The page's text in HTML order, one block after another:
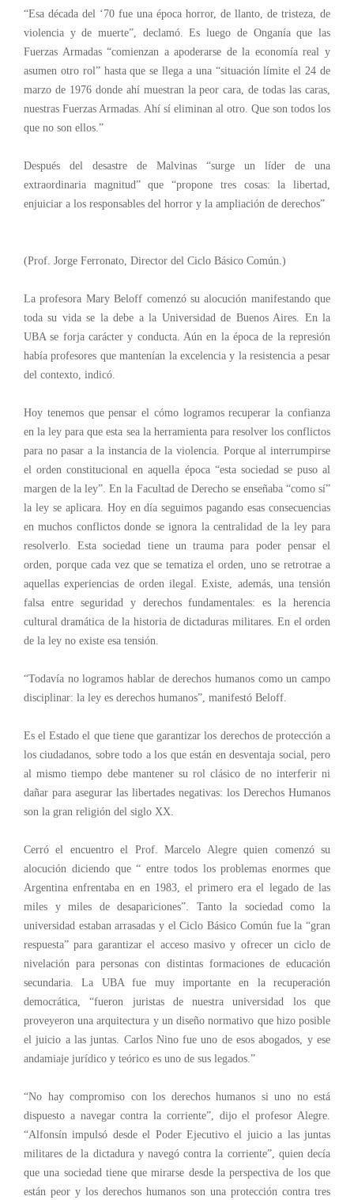
“Esa década del ‘70 fue una época horror, de llanto, de tristeza, de
violencia y de muerte”, declamó. Es luego de Onganía que las
Fuerzas Armadas “comienzan a apoderarse de la economía real y
asumen otro rol” hasta que se llega a una “situación límite el 24 de
marzo de 1976 donde ahí muestran la peor cara, de todas las caras,
nuestras Fuerzas Armadas. Ahí sí eliminan al otro. Que son todos los
que no son ellos.”
Después del desastre de Malvinas “surge un líder de una
extraordinaria magnitud” que “propone tres cosas: la libertad,
enjuiciar a los responsables del horror y la ampliación de derechos”
(Prof. Jorge Ferronato, Director del Ciclo Básico Común.)
La profesora Mary Beloff comenzó su alocución manifestando que
toda su vida se la debe a la Universidad de Buenos Aires. En la
UBA se forja carácter y conducta. Aún en la época de la represión
había profesores que mantenían la excelencia y la resistencia a pesar
del contexto, indicó.
Hoy tenemos que pensar el cómo logramos recuperar la confianza
en la ley para que esta sea la herramienta para resolver los conflictos
para no pasar a la instancia de la violencia. Porque al interrumpirse
el orden constitucional en aquella época “esta sociedad se puso al
margen de la ley”. En la Facultad de Derecho se enseñaba “como sí”
la ley se aplicara. Hoy en día seguimos pagando esas consecuencias
en muchos conflictos donde se ignora la centralidad de la ley para
resolverlo. Esta sociedad tiene un trauma para poder pensar el
orden, porque cada vez que se tematiza el orden, uno se retrotrae a
aquellas experiencias de orden ilegal. Existe, además, una tensión
falsa entre seguridad y derechos fundamentales: es la herencia
cultural dramática de la historia de dictaduras militares. En el orden
de la ley no existe esa tensión.
“Todavía no logramos hablar de derechos humanos como un campo
disciplinar: la ley es derechos humanos”, manifestó Beloff.
Es el Estado el que tiene que garantizar los derechos de protección a
los ciudadanos, sobre todo a los que están en desventaja social, pero
al mismo tiempo debe mantener su rol clásico de no interferir ni
dañar para asegurar las libertades negativas: los Derechos Humanos
son la gran religión del siglo XX.
Cerró el encuentro el Prof. Marcelo Alegre quien comenzó su
alocución diciendo que “ entre todos los problemas enormes que
Argentina enfrentaba en en 1983, el primero era el legado de las
miles y miles de desapariciones”. Tanto la sociedad como la
universidad estaban arrasadas y el Ciclo Básico Común fue la “gran
respuesta” para garantizar el acceso masivo y ofrecer un ciclo de
nivelación para personas con distintas formaciones de educación
secundaria. La UBA fue muy importante en la recuperación
democrática, “fueron juristas de nuestra universidad los que
proveyeron una arquitectura y un diseño normativo que hizo posible
el juicio a las juntas. Carlos Nino fue uno de esos abogados, y ese
andamiaje jurídico y teórico es uno de sus legados.”
“No hay compromiso con los derechos humanos si uno no está
dispuesto a navegar contra la corriente”, dijo el profesor Alegre.
“Alfonsín impulsó desde el Poder Ejecutivo el juicio a las juntas
militares de la dictadura y navegó contra la corriente”, quien decía
que una sociedad tiene que mirarse desde la perspectiva de los que
están peor y los derechos humanos son una protección contra tres